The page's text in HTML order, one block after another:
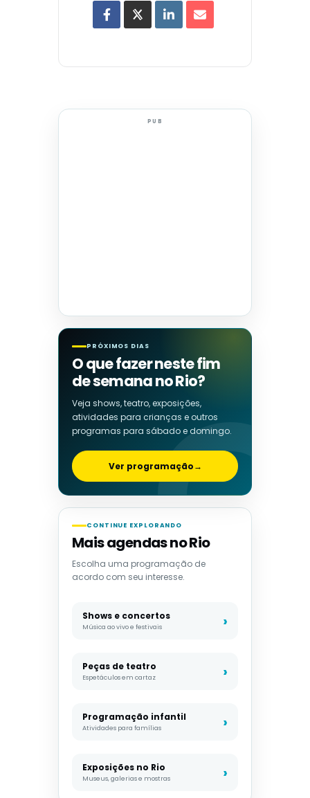
PUB
PRÓXIMOS DIAS
O que fazer neste fim
de semana no Rio?
Veja shows, teatro, exposições,
atividades para crianças e outros
programas para sábado e domingo.
Ver programação→
CONTINUE EXPLORANDO
Mais agendas no Rio
Escolha uma programação de
acordo com seu interesse.
Shows e concertos
Música ao vivo e festivais
Peças de teatro
Espetáculos em cartaz
Programação infantil
Atividades para famílias
Exposições no Rio
Museus, galerias e mostras